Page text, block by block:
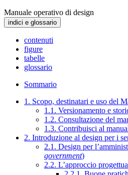
Manuale operativo di design
indici e glossario
contenuti
figure
tabelle
glossario
Sommario
1. Scopo, destinatari e uso del
1.1. Versionamento e
1.2. Consultazione del
1.3. Contribuisci al
2. Introduzione al design per i
2.1. Design per
government)
2.2. L’approccio